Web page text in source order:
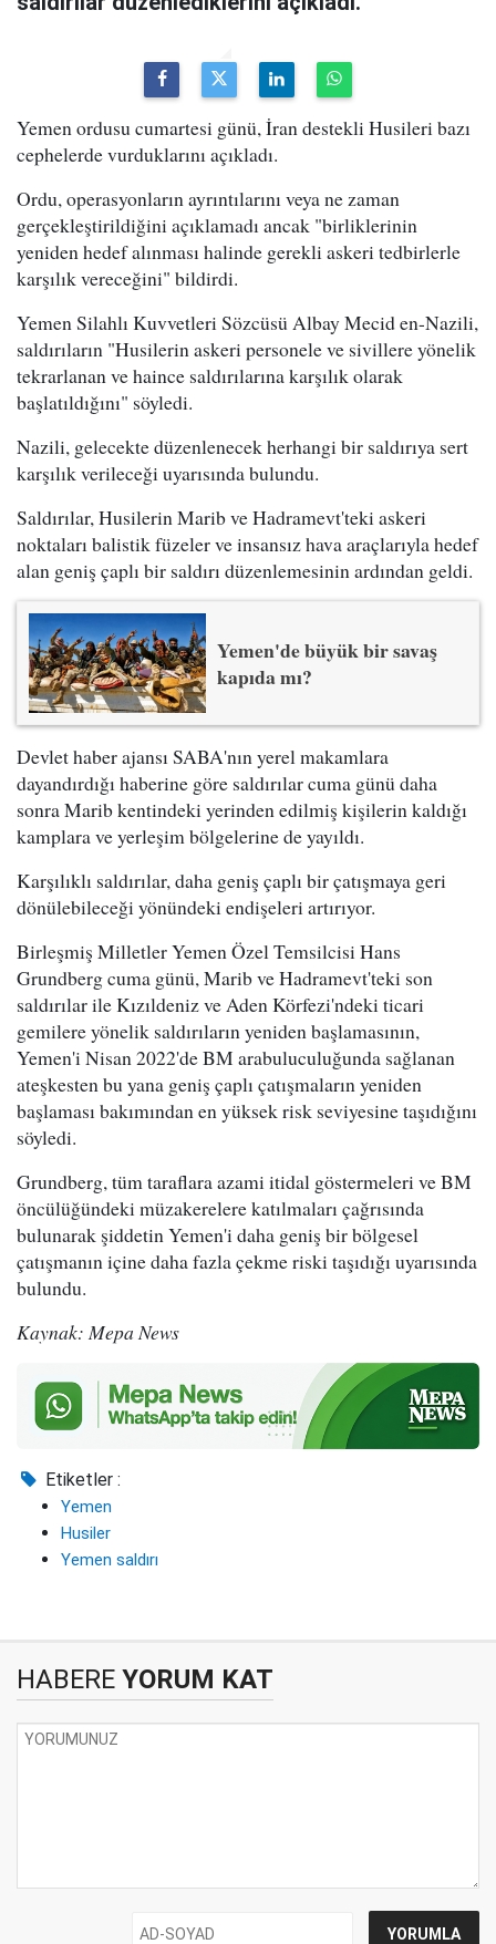
Yemen ordusu cumartesi günü, İran destekli Husileri bazı
cephelerde vurduklarını açıkladı.
Ordu, operasyonların ayrıntılarını veya ne zaman
gerçekleştirildiğini açıklamadı ancak "birliklerinin
yeniden hedef alınması halinde gerekli askeri tedbirlerle
karşılık vereceğini" bildirdi.
Yemen Silahlı Kuvvetleri Sözcüsü Albay Mecid en-Nazili,
saldırıların "Husilerin askeri personele ve sivillere yönelik
tekrarlanan ve haince saldırılarına karşılık olarak
başlatıldığını" söyledi.
Nazili, gelecekte düzenlenecek herhangi bir saldırıya sert
karşılık verileceği uyarısında bulundu.
Saldırılar, Husilerin Marib ve Hadramevt'teki askeri
noktaları balistik füzeler ve insansız hava araçlarıyla hedef
alan geniş çaplı bir saldırı düzenlemesinin ardından geldi.
Yemen'de büyük bir savaş
kapıda mı?
Devlet haber ajansı SABA'nın yerel makamlara
dayandırdığı haberine göre saldırılar cuma günü daha
sonra Marib kentindeki yerinden edilmiş kişilerin kaldığı
kamplara ve yerleşim bölgelerine de yayıldı.
Karşılıklı saldırılar, daha geniş çaplı bir çatışmaya geri
dönülebileceği yönündeki endişeleri artırıyor.
Birleşmiş Milletler Yemen Özel Temsilcisi Hans
Grundberg cuma günü, Marib ve Hadramevt'teki son
saldırılar ile Kızıldeniz ve Aden Körfezi'ndeki ticari
gemilere yönelik saldırıların yeniden başlamasının,
Yemen'i Nisan 2022'de BM arabuluculuğunda sağlanan
ateşkesten bu yana geniş çaplı çatışmaların yeniden
başlaması bakımından en yüksek risk seviyesine taşıdığını
söyledi.
Grundberg, tüm taraflara azami itidal göstermeleri ve BM
öncülüğündeki müzakerelere katılmaları çağrısında
bulunarak şiddetin Yemen'i daha geniş bir bölgesel
çatışmanın içine daha fazla çekme riski taşıdığı uyarısında
bulundu.
Kaynak: Mepa News
Etiketler :
Yemen
Husiler
Yemen saldırı
HABERE YORUM KAT